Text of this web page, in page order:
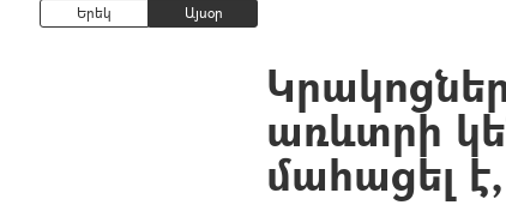
Երեկ Այսօր
առևտրի
մահացել